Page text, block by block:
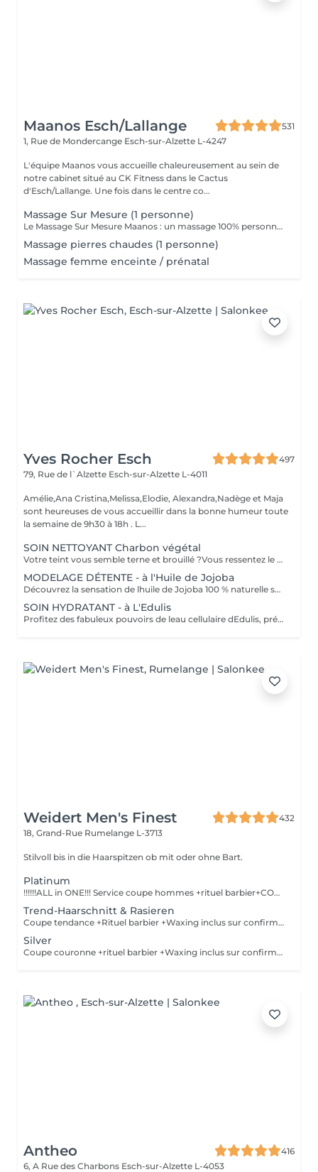
Maanos Esch/Lallange
531
1, Rue de Mondercange Esch-sur-Alzette L-4247
L'équipe Maanos vous accueille chaleureusement au sein de
notre cabinet situé au CK Fitness dans le Cactus
d'Esch/Lallange. Une fois dans le centre co...
Massage Sur Mesure (1 personne)
Le Massage Sur Mesure Maanos : un massage 100% personnalisé en fonction de vos besoins et de vos envies !
Massage pierres chaudes (1 personne)
Massage femme enceinte / prénatal
Yves Rocher Esch
497
79, Rue de l`Alzette Esch-sur-Alzette L-4011
Amélie,Ana Cristina,Melissa,Elodie, Alexandra,Nadège et Maja
sont heureuses de vous accueillir dans la bonne humeur toute
la semaine de 9h30 à 18h . L...
SOIN NETTOYANT Charbon végétal
Votre teint vous semble terne et brouillé ?Vous ressentez le besoin de nettoyer votre peau? Ce soin nettoyant s'adresse à vous. Il permettra de traiter votre peau sans la décaper. Purifié et détoxifié, votre visage retrouve un teint unifié,frais et lumineux. Une vraie bouffée d'oxygène pour votre peau!
MODELAGE DÉTENTE - à l'Huile de Jojoba
Découvrez la sensation de lhuile de Jojoba 100 % naturelle sur votre peau. Nourrie, votre peau retrouve tout son confort. Libéré de ses tensions grâce aux mains habiles de notre esthéticienne, votre visage est détendu. Bénéfices : Nourrie, votre peau retrouve tout son confort.
SOIN HYDRATANT - à L'Edulis
Profitez des fabuleux pouvoirs de leau cellulaire dEdulis, précieuse source dhydratation continue. Après la brumisation du Sérum concentré en eau cellulaire, le Masque Crème ressourçant se transforme en une texture soyeuse qui fond sur votre peau sous le délicat modelage de notre esthéticienne. Bénéfices : Gorgée deau, votre peau retrouve douceur, souplesse et éclat. Retrouvez le confort dune peau hydratée en continu.
Weidert Men's Finest
432
18, Grand-Rue Rumelange L-3713
Stilvoll bis in die Haarspitzen ob mit oder ohne Bart.
Platinum
!!!!!!ALL in ONE!!! Service coupe hommes +rituel barbier+COLORATION de BARBE +Waxing inclus sur confirmation personnelle Shampoing &styling inclus
Trend-Haarschnitt & Rasieren
Coupe tendance +Rituel barbier +Waxing inclus sur confirmation personnelle Shampoing&styling inclus
Silver
Coupe couronne +rituel barbier +Waxing inclus sur confirmation personnelle
Antheo
416
6, A Rue des Charbons Esch-sur-Alzette L-4053